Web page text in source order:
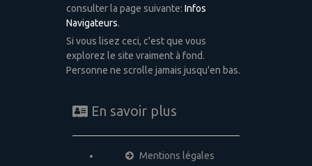
consulter la page suivante: Infos
Navigateurs.
Si vous lisez ceci, c'est que vous
explorez le site vraiment à fond.
Personne ne scrolle jamais jusqu'en bas.
En savoir plus
Mentions légales